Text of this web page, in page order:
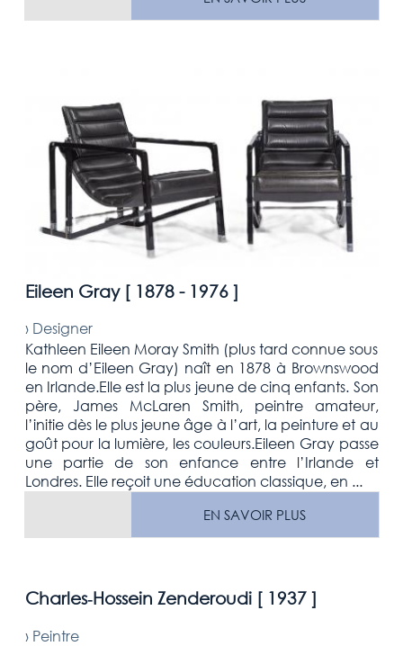
Eileen Gray [ 1878 - 1976]
› Designer
Kathleen Eileen Moray Smith (plus tard connue sous
le nom d’Eileen Gray) naît en 1878 à Brownswood
en Irlande.Elle est la plus jeune de cinq enfants. Son
père, James McLaren Smith, peintre amateur,
l’initie dès le plus jeune âge à l’art, la peinture et au
goût pour la lumière, les couleurs.Eileen Gray passe
une partie de son enfance entre l’Irlande et
Londres. Elle reçoit une éducation classique, en ...
EN SAVOIR PLUS
Charles‑Hossein Zenderoudi [ 1937]
› Peintre